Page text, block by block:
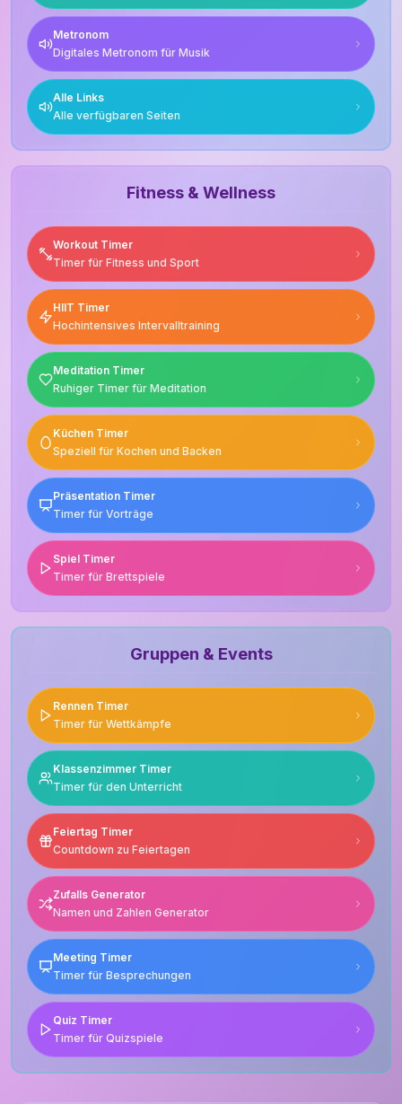
Metronom
Digitales Metronom für Musik
Alle Links
Alle verfügbaren Seiten
Fitness & Wellness
Workout Timer
Timer für Fitness und Sport
HIIT Timer
Hochintensives Intervalltraining
Meditation Timer
Ruhiger Timer für Meditation
Küchen Timer
Speziell für Kochen und Backen
Präsentation Timer
Timer für Vorträge
Spiel Timer
Timer für Brettspiele
Gruppen & Events
Rennen Timer
Timer für Wettkämpfe
Klassenzimmer Timer
Timer für den Unterricht
Feiertag Timer
Countdown zu Feiertagen
Zufalls Generator
Namen und Zahlen Generator
Meeting Timer
Timer für Besprechungen
Quiz Timer
Timer für Quizspiele